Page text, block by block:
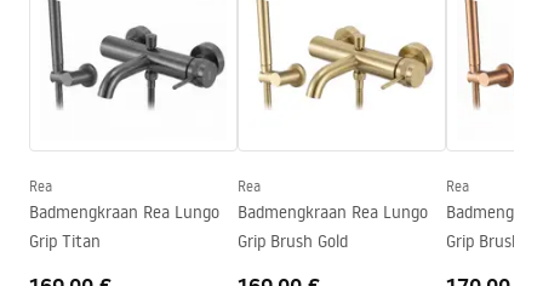
Materiaal
Messing, ABS
Uitloopbereik
190mm
Hoogte
mm
Aansluitdiameter:
Afstand van
wateraansluitingen
150mm
Warunki bezpieczeństwa
Garantievoorwaarden
Warranty_Terms_and_Conditions_Faucets_-_5.pdf
Rea
Badmengkraan Rea Lungo
Grip Titan
Rea
Badmengkraan Rea Lungo
Grip Brush Gold
Rea
Grip Brush